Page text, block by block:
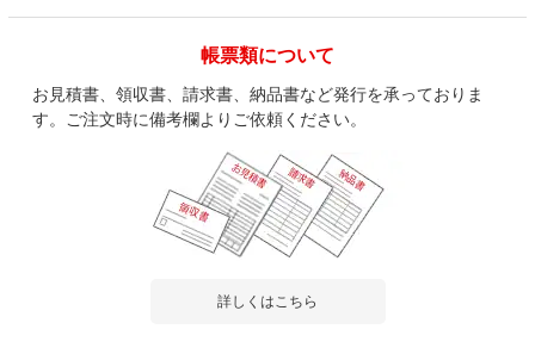
帳票類について
お見積書、領収書、請求書、納品書など発行を承っておりま
す。ご注文時に備考欄よりご依頼ください。
詳しくはこちら